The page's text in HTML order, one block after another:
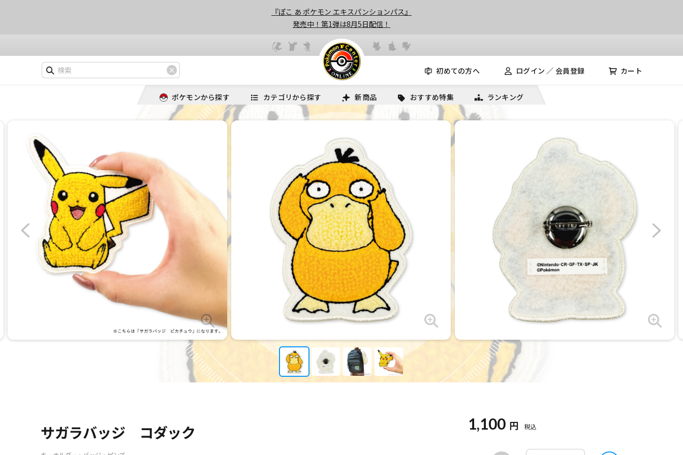
『ぽこ あ ポケモン エキスパンションパス』
発売中！第1弾は8月5日配信！
初めての方へ ログイン ／ 会員登録 カート
ポケモンから探す カテゴリから探す 新商品 おすすめ特集 ランキング
サガラバッジ コダック 1,100 円 税込